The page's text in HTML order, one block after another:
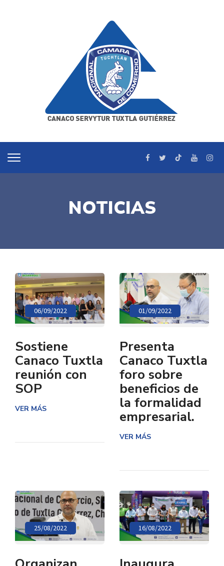
NOTICIAS
06/09/2022
Sostiene
Canaco Tuxtla
reunión con
SOP
VER MÁS
01/09/2022
Presenta
Canaco Tuxtla
foro sobre
beneficios de
la formalidad
empresarial.
VER MÁS
25/08/2022 16/08/2022